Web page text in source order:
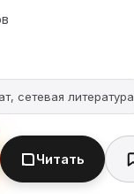
сетевая литература
Читать